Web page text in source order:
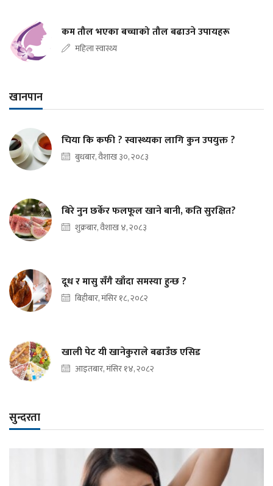
कम तौल भएका बच्चाको तौल बढाउने उपायहरू
महिला स्वास्थ्य
खानपान
चिया कि कफी ? स्वास्थ्यका लागि कुन उपयुक्त ?
बुधबार, वैशाख ३०, २०८३
बिरे नुन छर्केर फलफूल खाने बानी, कति सुरक्षित?
शुक्रबार, वैशाख ४, २०८३
दूध र मासु सँगै खाँदा समस्या हुन्छ ?
बिहीबार, मंसिर १८, २०८२
खाली पेट यी खानेकुराले बढाउँछ एसिड
आइतबार, मंसिर १४, २०८२
सुन्दरता